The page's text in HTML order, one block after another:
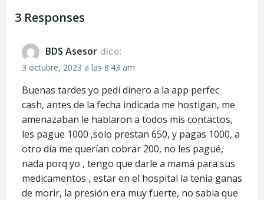
de
entradas
3 Responses
BDS Asesor dice:
3 octubre, 2023 a las 8:43 am
Buenas tardes yo pedí dinero a la app perfec
cash, antes de la fecha indicada me hostigan, me
amenazaban le hablaron a todos mis contactos,
les pague 1000 ,solo prestan 650, y pagas 1000, a
otro día me querían cobrar 200, no les pagué,
nada porq yo , tengo que darle a mamá para sus
medicamentos , estar en el hospital la tenia ganas
de morir, la presión era muy fuerte, no sabia que